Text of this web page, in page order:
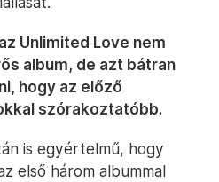
Unlimited Love nem
album, de azt bátran
hogy az előző
szórakoztatóbb.
is egyértelmű, hogy
első három albummal